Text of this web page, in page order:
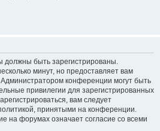
быть зарегистрированы.
минут, но предоставляет вам
конференции могут быть
привилегии для зарегистрированных
вам следует
принятыми на конференции.
на форумах означает согласие со всеми